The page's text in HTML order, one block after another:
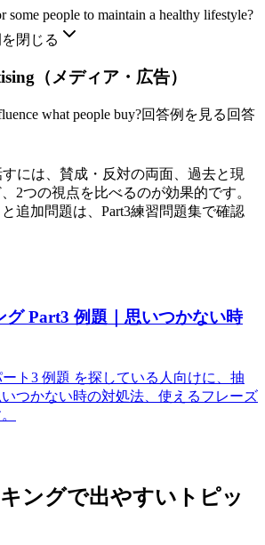
people to maintain a healthy lifestyle?
閉じる
（メディア・広告）
what people buy?回答例を見る 回答
には、賛成・反対の両面、過去と現
2つの視点を比べるのが効果的です。
追加問題は、Part3練習問題集で確認
Part3 例題｜思いつかない時
ト3 例題 を探している人向けに、抽
つかない時の対処法、使えるフレーズ
ングで出やすいトピッ